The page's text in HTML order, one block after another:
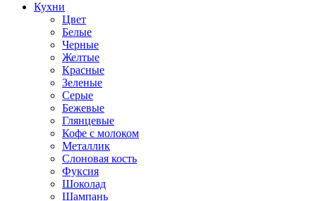
Кухни
Цвет
Белые
Черные
Желтые
Красные
Зеленые
Серые
Бежевые
Глянцевые
Кофе с молоком
Металлик
Слоновая кость
Фуксия
Шоколад
Шампань